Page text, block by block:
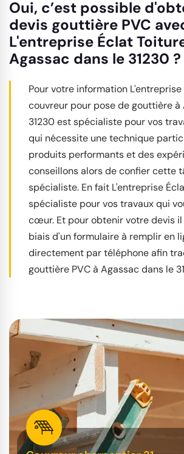
Oui, c’est possible
devis gouttière PVC
L'entreprise Éclat
Agassac dans le 31230 ?
Pour votre information L'entreprise
couvreur pour pose de gouttière à
31230 est spécialiste pour vos
qui nécessite une technique
produits performants et des
conseillons alors de confier cette
spécialiste. En fait L'entreprise
spécialiste pour vos travaux qui
cœur. Et pour obtenir votre devis
biais d'un formulaire à remplir en
directement par téléphone afin
gouttière PVC à Agassac dans le